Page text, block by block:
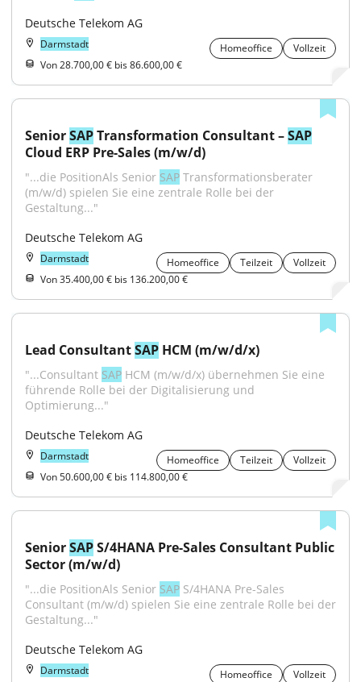
Deutsche Telekom AG
Darmstadt Homeoffice
Vollzeit
Von 28.700,00 € bis 86.600,00 €
Senior SAP Transformation Consultant – SAP
Cloud ERP Pre-Sales (m/w/d)
"...die PositionAls Senior SAP Transformationsberater
(m/w/d) spielen Sie eine zentrale Rolle bei der
Gestaltung..."
Deutsche Telekom AG
Darmstadt Homeoffice Teilzeit
Vollzeit
Von 35.400,00 € bis 136.200,00 €
Lead Consultant SAP HCM (m/w/d/x)
"...Consultant SAP HCM (m/w/d/x) übernehmen Sie eine
führende Rolle bei der Digitalisierung und
Optimierung..."
Deutsche Telekom AG
Darmstadt Homeoffice Teilzeit
Vollzeit
Von 50.600,00 € bis 114.800,00 €
Senior SAP S/4HANA Pre-Sales Consultant Public
Sector (m/w/d)
"...die PositionAls Senior SAP S/4HANA Pre-Sales
Consultant (m/w/d) spielen Sie eine zentrale Rolle bei der
Gestaltung..."
Deutsche Telekom AG
Darmstadt Homeoffice
Vollzeit